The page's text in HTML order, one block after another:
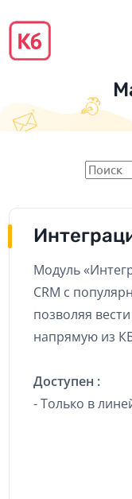
Модуль
CRM с
позволяя
напрямую из
Доступен :
- Только в